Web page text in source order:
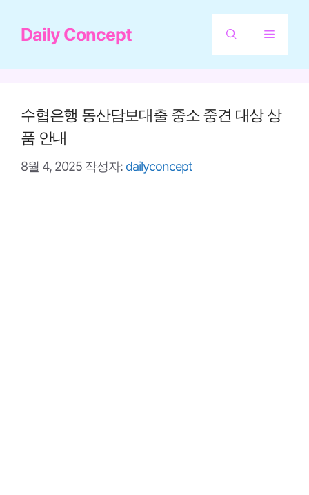
Daily Concept 메
수협은행 동산담보대출 중소 중견 대상 상
품 안내
8월 4, 2025 작성자: dailyconcept